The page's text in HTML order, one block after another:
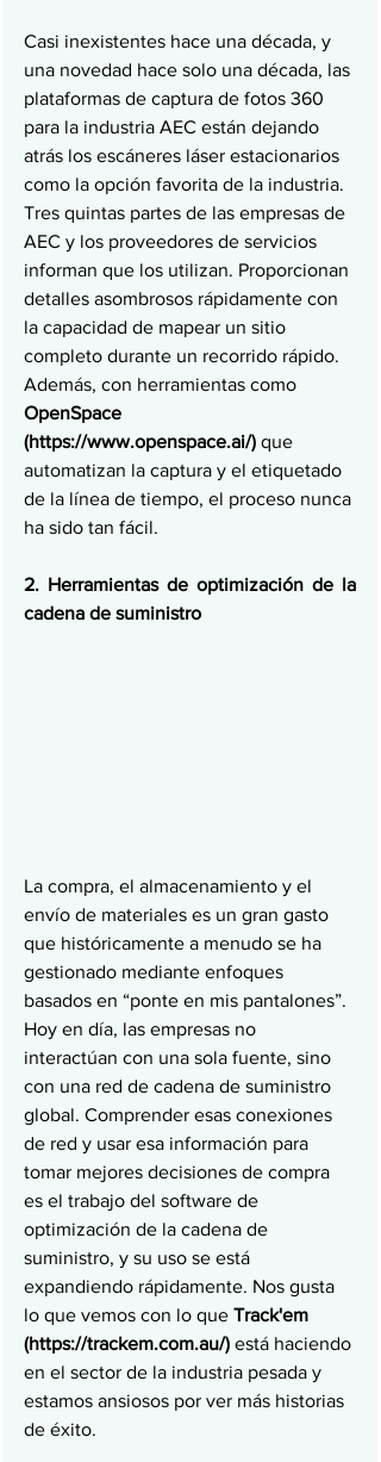
Casi inexistentes hace una década, y
una novedad hace solo una década, las
plataformas de captura de fotos 360
para la industria AEC están dejando
atrás los escáneres láser estacionarios
como la opción favorita de la industria.
Tres quintas partes de las empresas de
AEC y los proveedores de servicios
informan que los utilizan. Proporcionan
detalles asombrosos rápidamente con
la capacidad de mapear un sitio
completo durante un recorrido rápido.
Además, con herramientas como
OpenSpace
(https://www.openspace.ai/) que
automatizan la captura y el etiquetado
de la línea de tiempo, el proceso nunca
ha sido tan fácil.
2. Herramientas de optimización de la
cadena de suministro
La compra, el almacenamiento y el
envío de materiales es un gran gasto
que históricamente a menudo se ha
gestionado mediante enfoques
basados en “ponte en mis pantalones”.
Hoy en día, las empresas no
interactúan con una sola fuente, sino
con una red de cadena de suministro
global. Comprender esas conexiones
de red y usar esa información para
tomar mejores decisiones de compra
es el trabajo del software de
optimización de la cadena de
suministro, y su uso se está
expandiendo rápidamente. Nos gusta
lo que vemos con lo que Track'em
(https://trackem.com.au/) está haciendo
en el sector de la industria pesada y
estamos ansiosos por ver más historias
de éxito.